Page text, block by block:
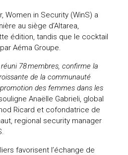
Women in Security (WinS) a
au siège d’Altarea,
édition, tandis que le cocktail
Aéma Groupe.
78 membres, confirme la
de la communauté
des femmes dans les
Anaëlle Gabrieli, global
Ricard et cofondatrice de
regional security manager
favorisent l’échange de